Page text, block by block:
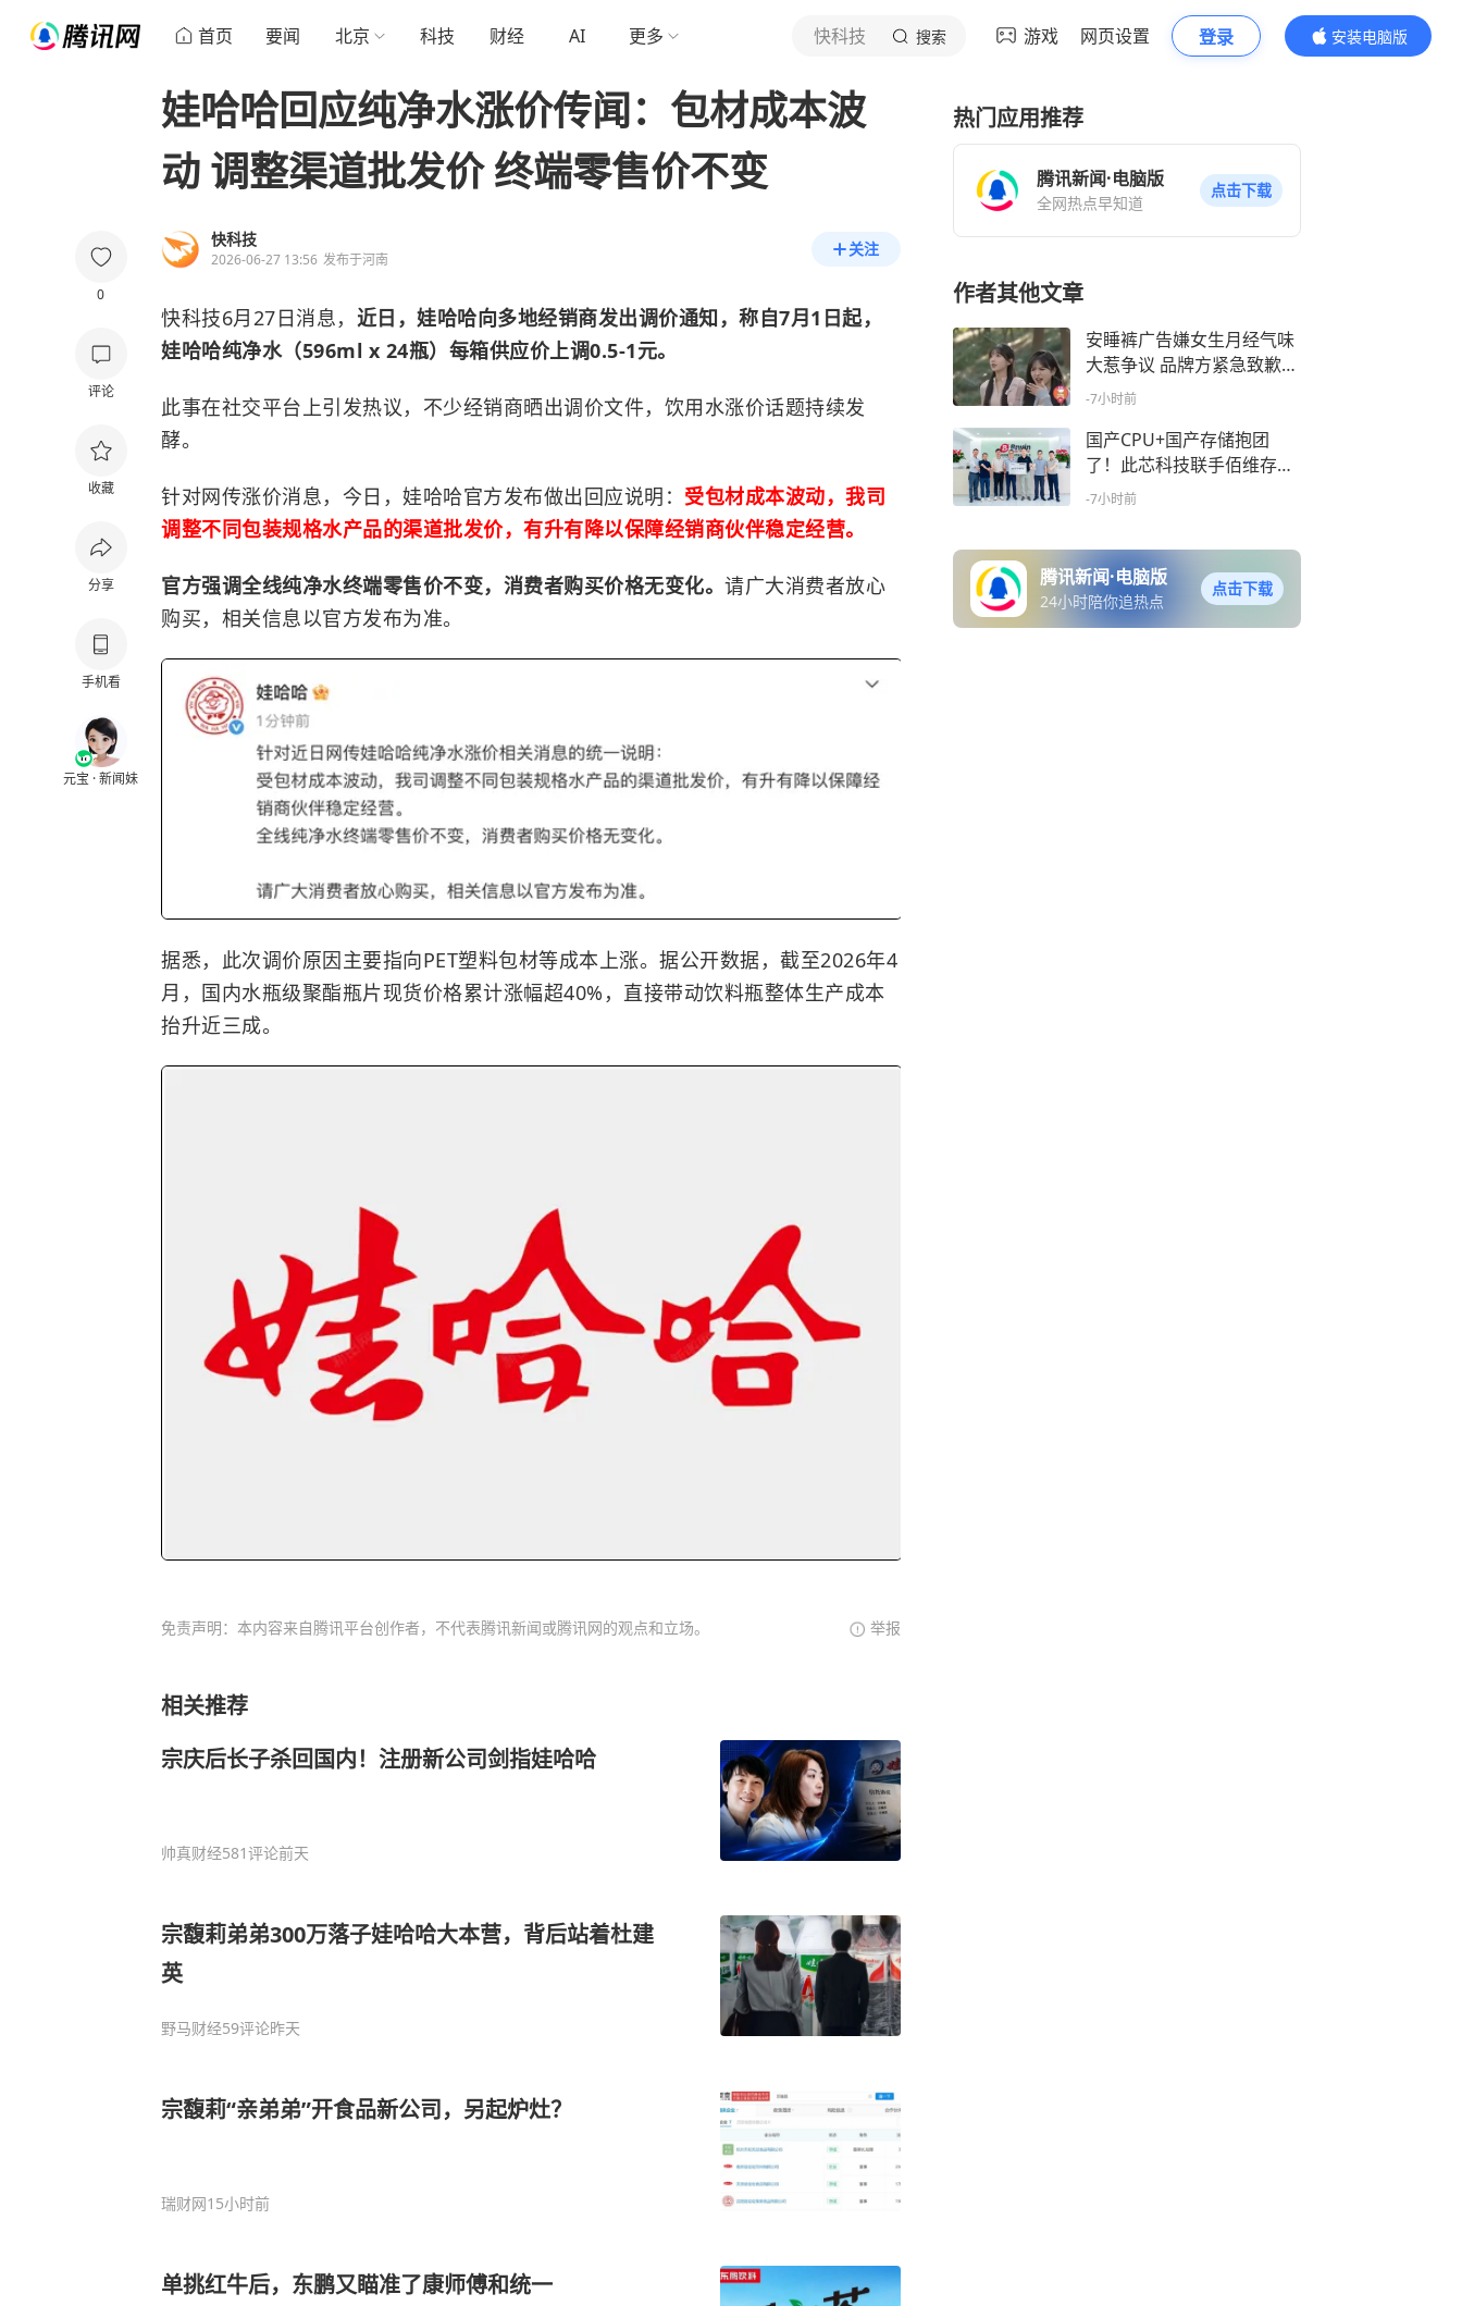
首页 要闻 北京 科技 财经 AI 更多 快科技 搜索 游戏 网页设置 登录
安装电脑版
内容更精彩
0
评论
收藏
分享
手机看
元宝 · 新闻妹
娃哈哈回应纯净水涨价传闻：包材成本波
动 调整渠道批发价 终端零售价不变
快科技
2026-06-27 13:56 发布于河南
关注
快科技6月27日消息， 近日，娃哈哈向多地经销商发出调价通知，称自7月1日起，
娃哈哈纯净水（596ml x 24瓶）每箱供应价上调0.5-1元。
此事在社交平台上引发热议，不少经销商晒出调价文件，饮用水涨价话题持续发
酵。
针对网传涨价消息，今日，娃哈哈官方发布做出回应说明： 受包材成本波动，我司
调整不同包装规格水产品的渠道批发价，有升有降以保障经销商伙伴稳定经营。
官方强调全线纯净水终端零售价不变，消费者购买价格无变化。 请广大消费者放心
购买，相关信息以官方发布为准。
据悉，此次调价原因主要指向PET塑料包材等成本上涨。据公开数据，截至2026年4
月，国内水瓶级聚酯瓶片现货价格累计涨幅超40%，直接带动饮料瓶整体生产成本
抬升近三成。
免责声明：本内容来自腾讯平台创作者，不代表腾讯新闻或腾讯网的观点和立场。 举报
相关推荐
宗庆后长子杀回国内！注册新公司剑指娃哈哈
帅真财经581评论前天
宗馥莉弟弟300万落子娃哈哈大本营，背后站着杜建
英
野马财经59评论昨天
宗馥莉“亲弟弟”开食品新公司，另起炉灶？
瑞财网15小时前
单挑红牛后，东鹏又瞄准了康师傅和统一
热门应用推荐
腾讯新闻·电脑版
全网热点早知道
点击下载
作者其他文章
安睡裤广告嫌女生月经气味
大惹争议 品牌方紧急致歉：
下架争议短视频
-7小时前
国产CPU+国产存储抱团
了！此芯科技联手佰维存
储：破解内存带宽不够用
-7小时前
腾讯新闻·电脑版
24小时陪你追热点
点击下载